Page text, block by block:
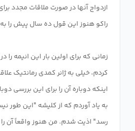
ازدواج آنها در صورت ملاقات مجدد
کردم، خیلی به ژانر کمدی رمانتیک
اینکه دوباره آن را برای این بررسی
به یاد آوردم که از کلیشه "این طور
رسد" اذیت شدم. من هنوز واقعاً آن